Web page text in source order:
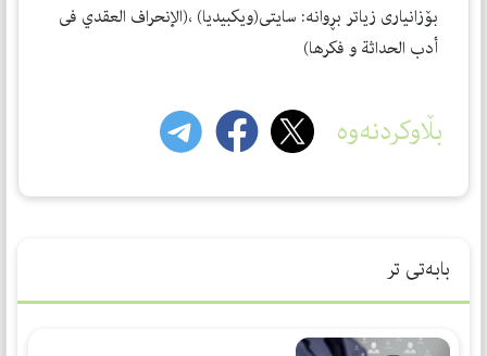
بۆزانیاری زیاتر بڕوانه‌: سایتی(ویكبیدیا) ،(الإنحراف العقدي فی
أدب الحداثة و فكرها)
بڵاوکردنەوە
بابەتی تر